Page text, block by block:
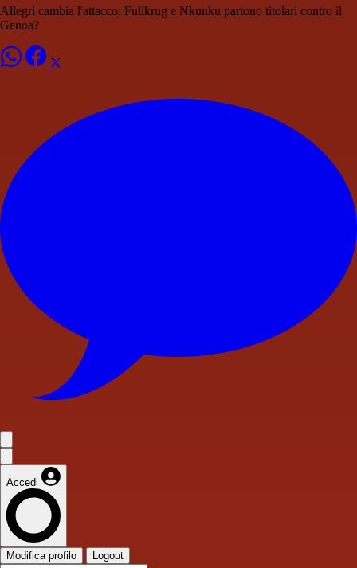
Allegri cambia l'attacco: Fullkrug e Nkunku partono titolari contro il
Genoa?
Accedi
Modifica profilo Logout